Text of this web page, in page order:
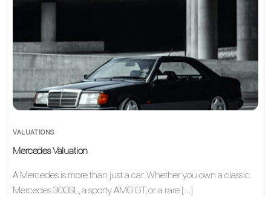
VALUATIONS
Mercedes Valuation
A Mercedes is more than just a car. Whether you own a classic
Mercedes 300SL, a sporty AMG GT, or a rare […]